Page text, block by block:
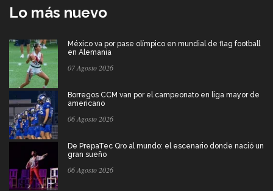
Lo más nuevo
México va por pase olímpico en mundial de flag football
en Alemania
07 Agosto 2026
Borregos CCM van por el campeonato en liga mayor de
americano
06 Agosto 2026
De PrepaTec Qro al mundo: el escenario donde nació un
gran sueño
06 Agosto 2026